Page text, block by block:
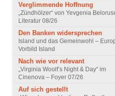
Verglimmende Hoffnung
„Zündhölzer“ von Yevgenia
Literatur 08/26
Den Banken widersprechen
Island und das Gemeinwohl –
Vorbild Island
Nach wie vor relevant
„Virginia Woolf’s Night & Day“ im
Cinenova – Foyer 07/26
Auf sich gestellt